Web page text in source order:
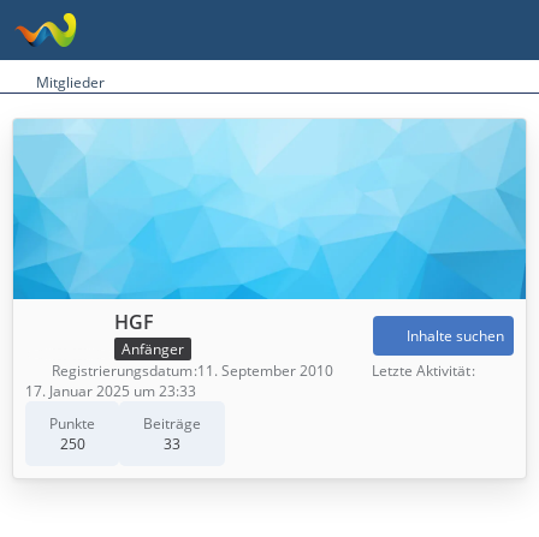
Mitglieder
HGF
Anfänger
Punkte
250
Beiträge
33
Inhalte suchen
Registrierungsdatum 11. September 2010
Letzte Aktivität
17. Januar 2025 um 23:33